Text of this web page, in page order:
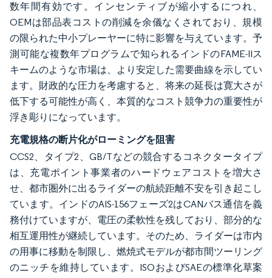
数年間有効です。インセンティブが縮小するにつれ、
OEMは部品表コストの削減を余儀なくされており、規模
の限られた中小プレーヤーに特に影響を与えています。予
測可能な複数年プログラムで知られるインドのFAME-IIス
キームのような市場は、より安定した需要曲線を示してい
ます。財政的な圧力を考慮すると、将来の延長は寛大さが
低下する可能性が高く、本質的なコスト競争力の重要性が
浮き彫りになっています。
充電規格の断片化がローミングを阻害
CCS2、タイプ2、GB/Tなどの競合するコネクタータイプ
は、充電ポイント事業者のハードウェアコストを増大さ
せ、都市圏外に出るライダーの航続距離不安を引き起こし
ています。インドのAIS-156フェーズ2はCANバス通信を義
務付けていますが、電圧の柔軟性を残しており、部分的な
相互運用性が継続しています。そのため、ライダーは市内
の用事に移動を制限し、燃焼式モデルが都市間ツーリング
のニッチを維持しています。ISOおよびSAEの標準化草案